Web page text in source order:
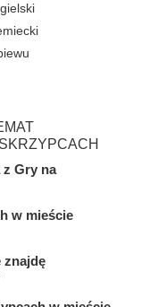
z Gry na
w miejscowości
na cenę, opinie,
w mieście
korepetytora i
cena w
znajdę